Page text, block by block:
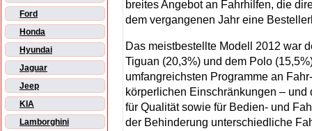
Ford
Honda
Hyundai
Jaguar
Jeep
KIA
Lamborghini
breites Angebot an Fahrhilfen, die
dem vergangenen Jahr eine
Das meistbestellte Modell 2012 war
Tiguan (20,3%) und dem Polo
umfangreichsten Programme an
körperlichen Einschränkungen –
für Qualität sowie für Bedien- und
der Behinderung unterschiedliche